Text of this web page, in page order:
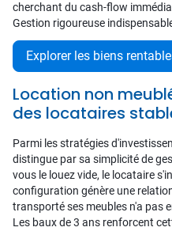
cherchant du cash-flow
Gestion rigoureuse
Explorer les biens
Location non
des locataires
Parmi les stratégies
distingue par sa simplicité de
vous le louez vide, le locataire
configuration génère une
transporté ses meubles n'a pas
Les baux de 3 ans renforcent